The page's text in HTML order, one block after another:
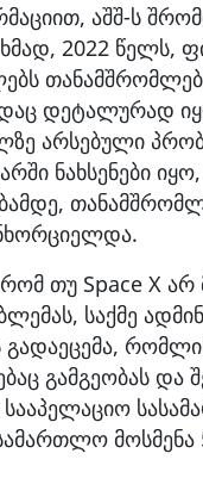
აშშ-ს
2022 წელს,
დეტალურად
არსებული
ნახსენები
რომ თუ Space X არ
საქმე
გამგეობას და
მოსმენა